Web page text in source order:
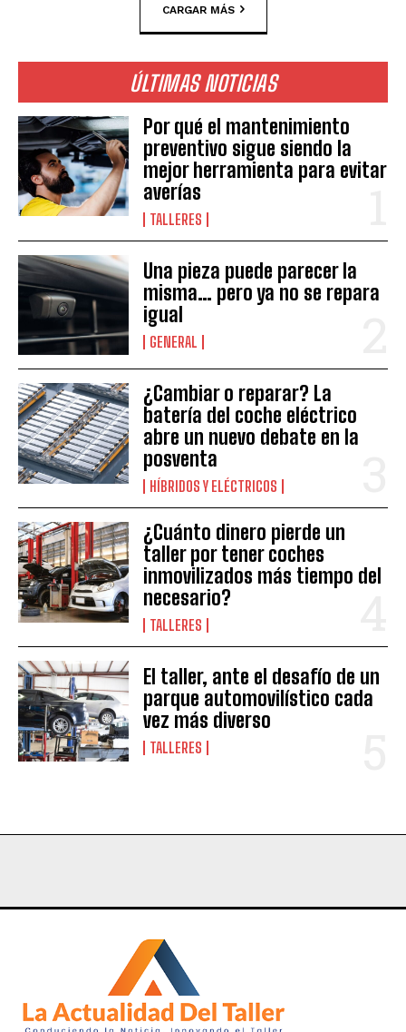
CARGAR MÁS
ÚLTIMAS NOTICIAS
Por qué el mantenimiento
preventivo sigue siendo la
mejor herramienta para evitar
averías
TALLERES
Una pieza puede parecer la
misma… pero ya no se repara
igual
GENERAL
¿Cambiar o reparar? La
batería del coche eléctrico
abre un nuevo debate en la
posventa
HÍBRIDOS Y ELÉCTRICOS
¿Cuánto dinero pierde un
taller por tener coches
inmovilizados más tiempo del
necesario?
TALLERES
El taller, ante el desafío de un
parque automovilístico cada
vez más diverso
TALLERES